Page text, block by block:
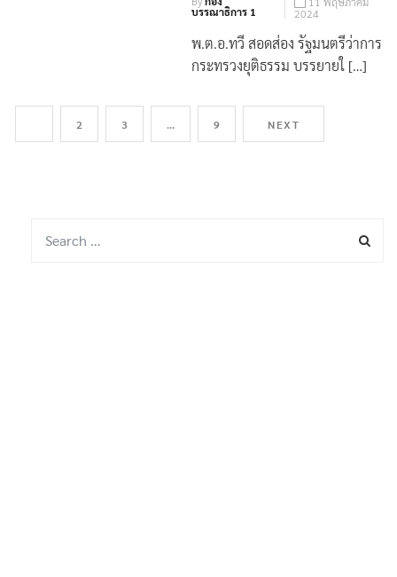
บรรณาธิการ 1
2024
พ.ต.อ.ทวี สอดส่อง รัฐมนตรีว่าการ
กระทรวงยุติธรรม บรรยายใ […]
2 3 … 9 NEXT